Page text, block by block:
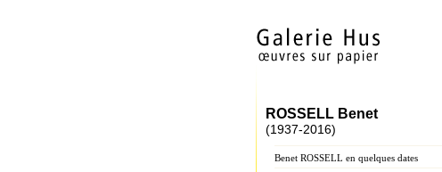
ROSSELL Benet
(1937-2016)
Benet ROSSELL en quelques dates